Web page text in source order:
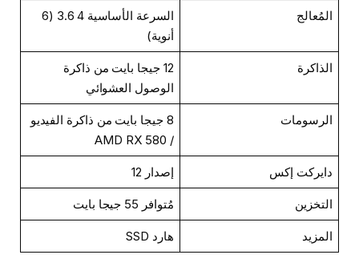
المُعالج
السرعة الأساسية 4 3.6 (6
أنوية)
الذاكرة
12 جيجا بايت من ذاكرة
الوصول العشوائي
الرسومات
8 جيجا بايت من ذاكرة الفيديو
/ AMD RX 580
دايركت إكس إصدار 12
التخزين مُتوافر 55 جيجا بايت
المزيد هارد SSD